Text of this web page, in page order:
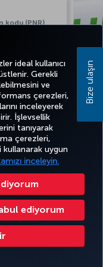
ideal kullanıcı
Gerekli
ve
çerezleri,
inceleyerek
İşlevsellik
tanıyarak
çerezleri,
uygun
inceleyin.
ediyorum
Bize ulaşın